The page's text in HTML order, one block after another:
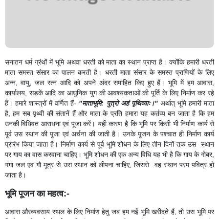
सनातन धर्म ग्रंथों में भूमि अथवा धरती को माता का स्थान प्राप्त है। क्योंकि हमारी धरती
माता समस्त संसार का पालन करती है। धरती माता संसार के समस्त प्राणियों के लिए
अन्न, वायु, जल रत्न आदि को अपने अंदर समाहित किए हुए हैं। भूमि में हम आवास,
कार्यालय, सड़कें आदि का आधुनिक युग की आवश्यकताओं की पूर्ति के लिए निर्माण कर रहे
हैं। हमारे शास्त्रों में वर्णित हैं- "माताभूमि: पुत्रो अहं पृथिव्याः।"अर्थात् भूमि हमारी माता
है, हम सब पृथ्वी की संतानें हैं और माता के प्रति हमारा यह कर्तव्य बन जाता है कि हम
उनकी विधिवत आराधना एवं पूजा करें। यही कारण है कि भूमि पर किसी भी निर्माण कार्य से
पूर्व उस स्थान की पूजा एवं अर्चना की जाती है। उनके पूजन के पश्चात ही निर्माण कार्य
प्रारंभ किया जाता है। निर्माण कार्य से पूर्व भूमि शोधन के लिए तीन दिनों तक उस स्थान
पर गाय का वास करवाना चाहिए। भूमि शोधन की एक अन्य विधि यह भी है कि गाय के गोबर,
गंगा जल एवं गौ मूत्र से उस स्थान को लीपना चाहिए, जिससे वह स्थान परम पवित्र हो
जाता है।
भूमि पूजन का महत्व:-
आवास औरव्यवसाय स्थल के लिए निर्माण हेतु जब हम नई भूमि खरीदते हैं, तो उस भूमि पर